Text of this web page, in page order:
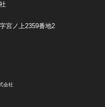
宮ノ上2359番地2
会社